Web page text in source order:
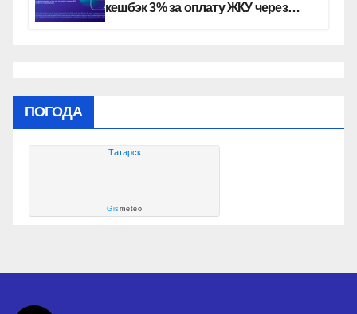
кешбэк 3% за оплату ЖКУ через
ПОГОДА
Татарск
Gismeteo